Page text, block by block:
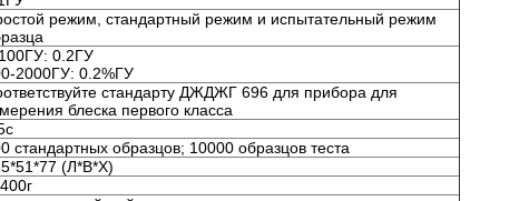
режим, стандартный режим и испытательный режим
0.2ГУ
2000ГУ: 0.2%ГУ
стандарту ДЖДЖГ 696 для прибора для
блеска первого класса
стандартных образцов; 10000 образцов теста
(Л*В*Х)